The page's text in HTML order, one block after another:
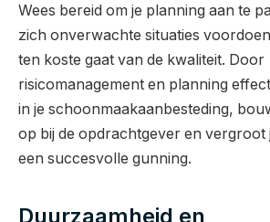
Wees bereid om je planning aan te
zich onverwachte situaties
ten koste gaat van de kwaliteit. Door
risicomanagement en planning
in je schoonmaakaanbesteding,
op bij de opdrachtgever en vergroot
een succesvolle gunning.
Duurzaamheid en